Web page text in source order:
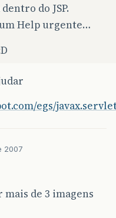
do JSP.
Help urgente…
egs/
2007
mais de 3 imagens